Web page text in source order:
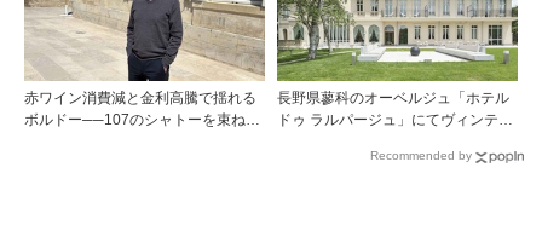
赤ワイン消費減と金利高騰で揺れる
ボルドー──107のシャトーを束ねる
長野県蓼科のオーベルジュ「ホテル
ドゥ ラルパージュ」にてヴィンテー
『シャトー・ペトリュス 1976年』ほ
Recommended by